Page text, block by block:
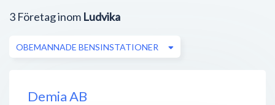
3 Företag inom Ludvika
OBEMANNADE BENSINSTATIONER
Demia AB